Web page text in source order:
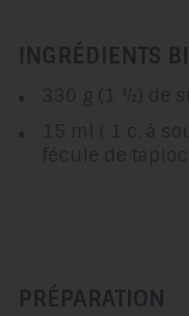
INGRÉDIENTS
330 g (1 ½) de
15 ml ( 1 c. à
fécule de
PRÉPARATION